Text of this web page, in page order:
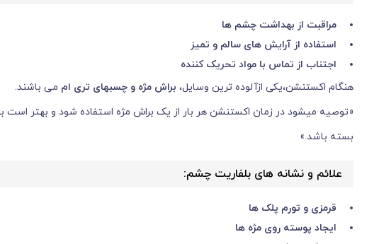
مراقبت از بهداشت چشم ها
استفاده از آرایش های سالم و تمیز
اجتناب از تماس با مواد تحریک کننده
هنگام اکستنشن،یکی ازآلوده ترین وسایل، براش مژه و چسبهای تری ام می باشند.
«توصیه میشود در زمان اکستنشن هر بار از یک براش مژه استفاده شود و بهتر
بسته باشد.»
علائم و نشانه های بلفاریت چشم:
قرمزی و تورم پلک ها
ایجاد پوسته روی مژه ها